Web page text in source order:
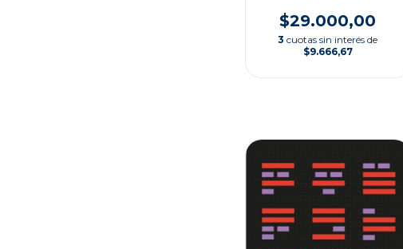
$29.000,00
3 cuotas sin interés de
$9.666,67